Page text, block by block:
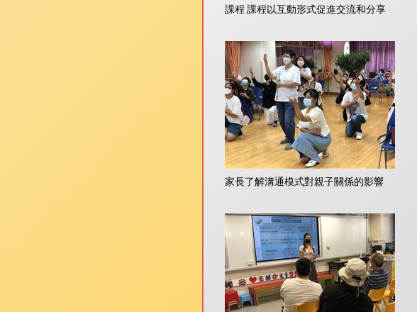
課程 課程以互動形式促進交流和分享
家長了解溝通模式對親子關係的影響